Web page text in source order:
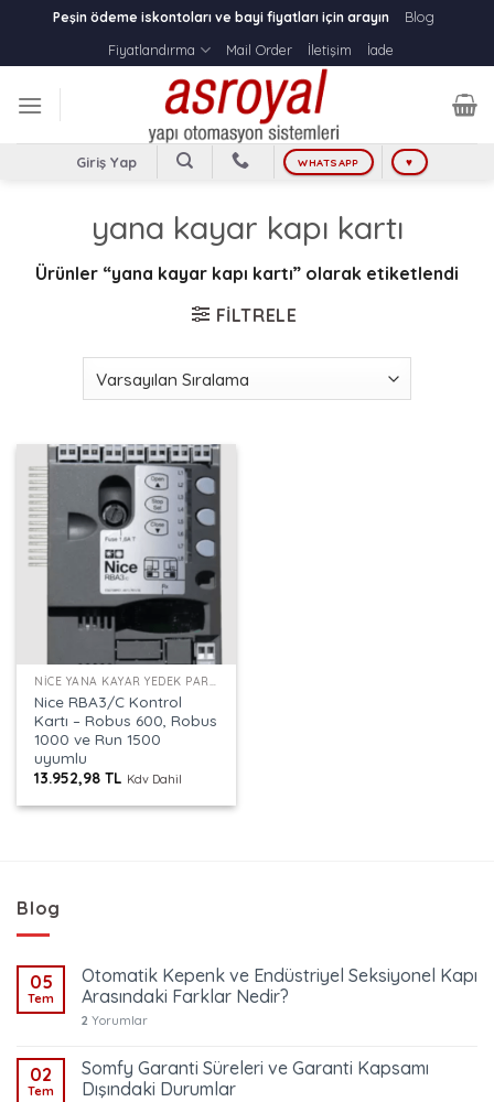
content
Peşin ödeme iskontoları ve bayi fiyatları için arayın
Blog
Fiyatlandırma
Mail Order İletişim İade
Giriş Yap WHATSAPP ♥
yana kayar kapı kartı
Ürünler “yana kayar kapı kartı” olarak etiketlendi
FILTRELE
NICE YANA KAYAR YEDEK PARÇA
Nice RBA3/C Kontrol
Kartı – Robus 600, Robus
1000 ve Run 1500
uyumlu
13.952,98TL Kdv Dahil
Blog
05
Tem
Otomatik Kepenk ve Endüstriyel Seksiyonel Kapı
Arasındaki Farklar Nedir?
2 Yorumlar
02
Tem
Somfy Garanti Süreleri ve Garanti Kapsamı
Dışındaki Durumlar